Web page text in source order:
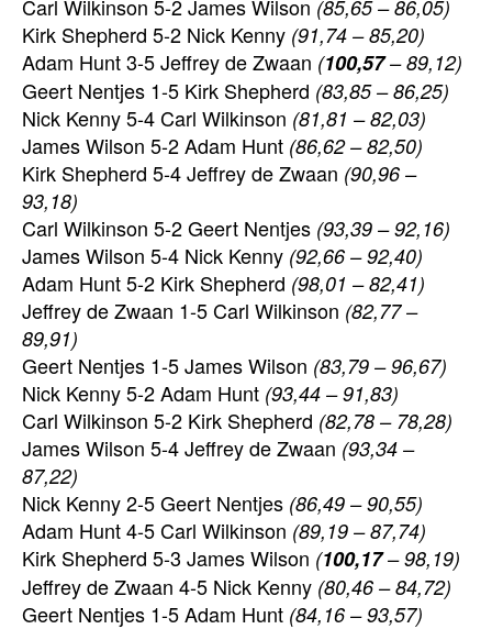
Carl Wilkinson 5-2 James Wilson (85,65 – 86,05)
Kirk Shepherd 5-2 Nick Kenny (91,74 – 85,20)
Adam Hunt 3-5 Jeffrey de Zwaan (100,57– 89,12)
Geert Nentjes 1-5 Kirk Shepherd (83,85 – 86,25)
Nick Kenny 5-4 Carl Wilkinson (81,81 – 82,03)
James Wilson 5-2 Adam Hunt (86,62 – 82,50)
Kirk Shepherd 5-4 Jeffrey de Zwaan (90,96 –
93,18)
Carl Wilkinson 5-2 Geert Nentjes (93,39 – 92,16)
James Wilson 5-4 Nick Kenny (92,66 – 92,40)
Adam Hunt 5-2 Kirk Shepherd (98,01 – 82,41)
Jeffrey de Zwaan 1-5 Carl Wilkinson (82,77 –
89,91)
Geert Nentjes 1-5 James Wilson (83,79 – 96,67)
Nick Kenny 5-2 Adam Hunt (93,44 – 91,83)
Carl Wilkinson 5-2 Kirk Shepherd (82,78 – 78,28)
James Wilson 5-4 Jeffrey de Zwaan (93,34 –
87,22)
Nick Kenny 2-5 Geert Nentjes (86,49 – 90,55)
Adam Hunt 4-5 Carl Wilkinson (89,19 – 87,74)
Kirk Shepherd 5-3 James Wilson (100,17– 98,19)
Jeffrey de Zwaan 4-5 Nick Kenny (80,46 – 84,72)
Geert Nentjes 1-5 Adam Hunt (84,16 – 93,57)